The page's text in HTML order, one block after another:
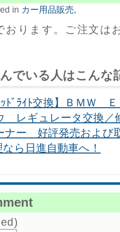
in カー用品販売,
おります。ご注文は
でいる人はこんな
ｯﾄﾞﾗｲﾄ交換】ＢＭＷ
レギュレータ交換／
ナー 好評発売および
ら日進自動車へ！